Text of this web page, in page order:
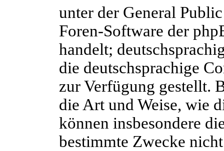
unter der General
Foren-Software der
handelt;
die deutschsprachige
zur Verfügung gestellt.
die Art und Weise, wie
können insbesondere
bestimmte Zwecke